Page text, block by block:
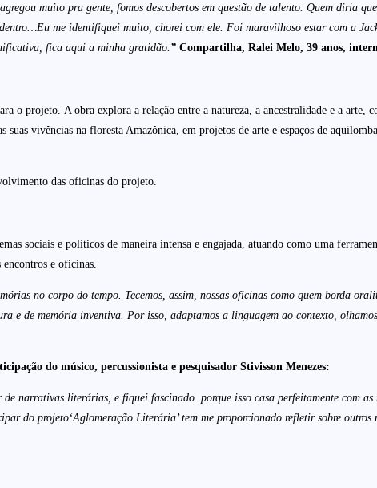
muito pra gente, fomos descobertos em questão de talento. Quem diria
me identifiquei muito, chorei com ele. Foi maravilhoso estar com a
fica aqui a minha gratidão. ” Compartilha, Ralei Melo, 39 anos,
o projeto. A obra explora a relação entre a natureza, a ancestralidade e a arte,
vivências na floresta Amazônica, em projetos de arte e espaços de
das oficinas do projeto.
sociais e políticos de maneira intensa e engajada, atuando como uma
e oficinas.
no corpo do tempo. Tecemos, assim, nossas oficinas como quem borda
e de memória inventiva. Por isso, adaptamos a linguagem ao contexto,
do músico, percussionista e pesquisador Stivisson Menezes:
narrativas literárias, e fiquei fascinado. porque isso casa perfeitamente com as
do projeto‘Aglomeração Literária’ tem me proporcionado refletir sobre outros